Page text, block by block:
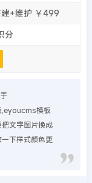
+维护 ￥499
分
模板
文字图片换成
下样式颜色更